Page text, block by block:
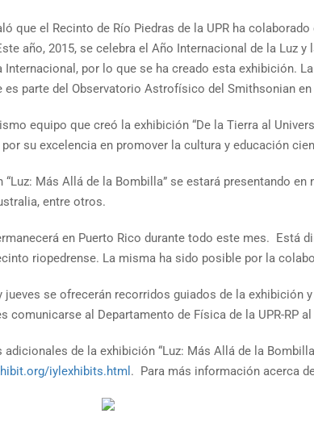
que el Recinto de Río Piedras de la UPR ha
año, 2015, se celebra el Año Internacional de la Luz
por lo que se ha creado esta exhibición.
es parte del Observatorio Astrofísico del Smithsonian
equipo que creó la exhibición “De la Tierra al
su excelencia en promover la cultura y educación
“Luz: Más Allá de la Bombilla” se estará presentando
entre otros.
en Puerto Rico durante todo este mes. Está
riopedrense. La misma ha sido posible por la
jueves se ofrecerán recorridos guiados de la exhibición
comunicarse al Departamento de Física de la UPR-RP al
adicionales de la exhibición “Luz: Más Allá de la
iylexhibits.html . Para más información acerca